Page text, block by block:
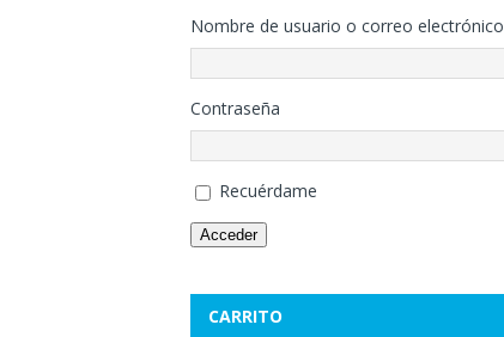
Nombre de usuario o correo electrónico
Contraseña
Recuérdame
Acceder
CARRITO